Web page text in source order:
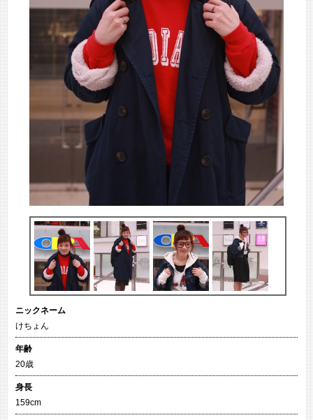
ニックネーム
けちょん
年齢
20歳
身長
159cm